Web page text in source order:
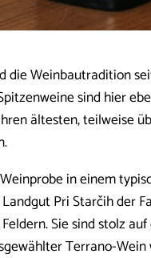
die Weinbautradition
sind hier
ältesten, teilweise
in einem
Pri Starčih der
Sie sind stolz
Terrano-